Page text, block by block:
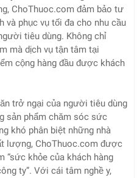
ChoThuoc.com đảm bảo tư
và phục vụ tối đa cho nhu cầu
tiêu dùng. Không chỉ
mà dịch vụ tận tâm tại
cộng hàng đầu được khách
trở ngại của người tiêu dùng
sản phẩm chăm sóc sức
khó phân biệt những nhà
lượng, ChoThuoc.com được
“sức khỏe của khách hàng
ty”. Với cái tâm nghề y,